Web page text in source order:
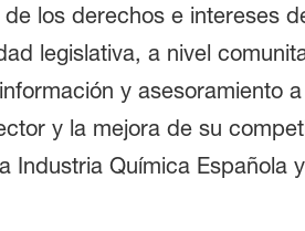
los derechos e intereses
legislativa, a nivel
y asesoramiento
y la mejora de su
Industria Química Española